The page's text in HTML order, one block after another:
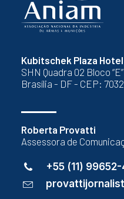
Kubitschek Plaza Hotel
SHN Quadra 02 Bloco “E”
Brasília - DF - CEP:
Roberta Provatti
Assessora de
+55 (11) 99652-